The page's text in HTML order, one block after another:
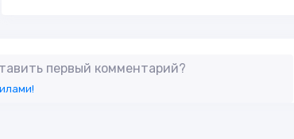
первый комментарий?